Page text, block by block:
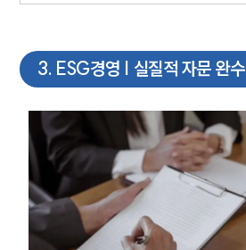
3. ESG경영 | 실질적 자문 완수